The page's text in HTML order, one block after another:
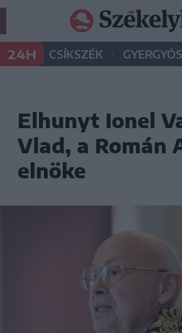
24H CSÍKSZÉK •
Elhunyt Ionel
Vlad, a Román
elnöke